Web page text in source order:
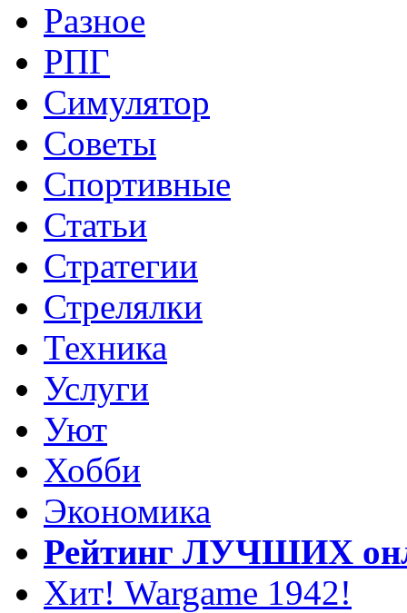
Разное
РПГ
Симулятор
Советы
Спортивные
Статьи
Стратегии
Стрелялки
Техника
Услуги
Уют
Хобби
Экономика
Рейтинг ЛУЧШИХ
Хит! Wargame 1942!